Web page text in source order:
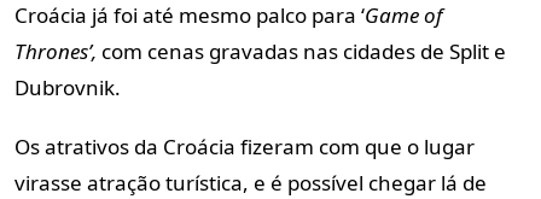
Croácia já foi até mesmo palco para ‘Game of
Thrones’, com cenas gravadas nas cidades de Split e
Dubrovnik.
Os atrativos da Croácia fizeram com que o lugar
virasse atração turística, e é possível chegar lá de